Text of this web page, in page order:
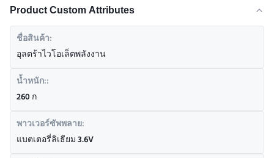
Product Custom Attributes
ชื่อสินค้า:
อุลตร้าไวโอเล็ตพลังงาน
น้ำหนัก::
260 ก
พาวเวอร์ซัพพลาย:
แบตเตอรี่ลิเธียม 3.6V